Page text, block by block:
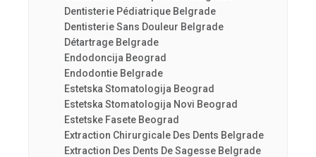
Dentisterie Pédiatrique Belgrade
Dentisterie Sans Douleur Belgrade
Détartrage Belgrade
Endodoncija Beograd
Endodontie Belgrade
Estetska Stomatologija Beograd
Estetska Stomatologija Novi Beograd
Estetske Fasete Beograd
Extraction Chirurgicale Des Dents Belgrade
Extraction Des Dents De Sagesse Belgrade